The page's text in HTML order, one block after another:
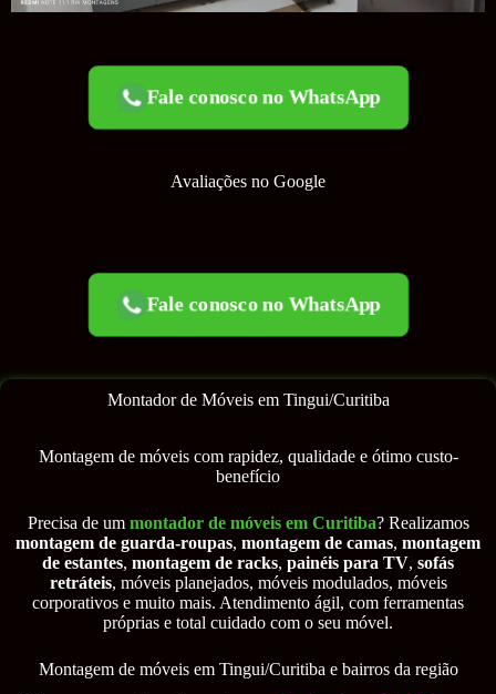
Fale conosco no WhatsApp
Avaliações no Google
Fale conosco no WhatsApp
Montador de Móveis em Tingui/Curitiba
Montagem de móveis com rapidez, qualidade e ótimo custo-
benefício
Precisa de um montador de móveis em Curitiba? Realizamos
montagem de guarda-roupas, montagem de camas, montagem
de estantes, montagem de racks, painéis para TV, sofás
retráteis, móveis planejados, móveis modulados, móveis
corporativos e muito mais. Atendimento ágil, com ferramentas
próprias e total cuidado com o seu móvel.
Montagem de móveis em Tingui/Curitiba e bairros da região